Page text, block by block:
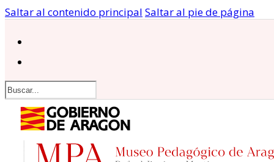
Saltar al contenido principal Saltar al pie de página
Buscar